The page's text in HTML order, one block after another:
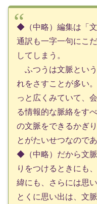
◆（中略）編集は「文
通訳も一字一句にこ
してしまう。
ふつうは文脈とい
れをさすことが多い
っと広くみていて、
る情報的な脈絡をす
の文脈をできるかぎ
とがたいせつなのであ
◆（中略）だから文
りをつけるときにも
緯にも、さらには思
とくに思い出は、文